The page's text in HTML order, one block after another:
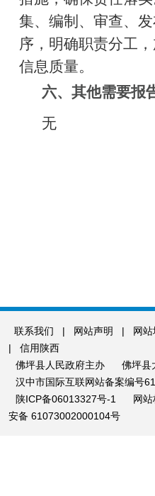
集、编制、审查、
序，明确职责分工
信息质量。
六、其他需要报
无
联系我们 | 网站声明 | 网站
|
信用陕西
佛坪县人民政府主办
佛坪县
汉中市国际互联网站备案编号
陕ICP备06013327号-1
网
安备 61073002000104号